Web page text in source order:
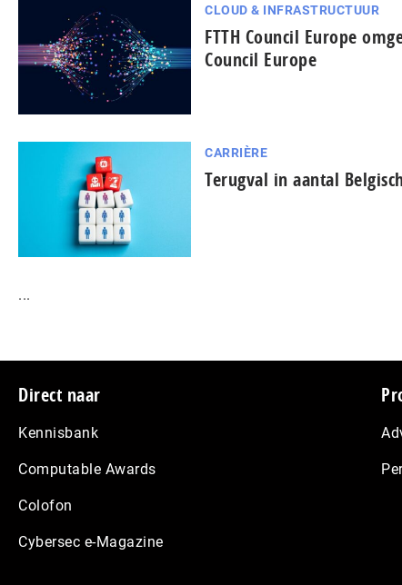
CLOUD & INFRASTRUCTUUR
FTTH Council Europe
Council Europe
CARRIÈRE
Terugval in aantal
...
Footer
Direct naar
Kennisbank
Computable Awards
Colofon
Cybersec e-Magazine